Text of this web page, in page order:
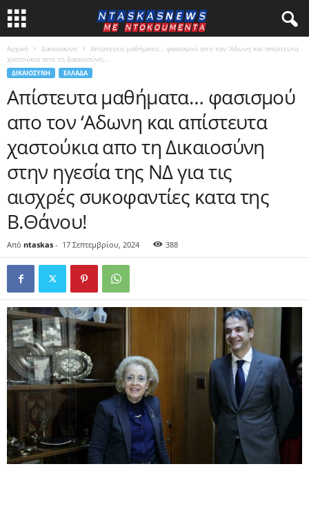
Αρχική Δικαιοσυνη
Απίστευτα μαθήματα… φασισμού απο τον ‘Αδωνη και απίστευτα
χαστούκια απο τη Δικαιοσύνη...
ΔΙΚΑΙΟΣΥΝΗ ΕΛΛΑΔΑ
Απίστευτα μαθήματα… φασισμού
απο τον ‘Αδωνη και απίστευτα
χαστούκια απο τη Δικαιοσύνη
στην ηγεσία της ΝΔ για τις
αισχρές συκοφαντίες κατα της
Β.Θάνου!
Από ntaskas - 17 Σεπτεμβρίου, 2024 388